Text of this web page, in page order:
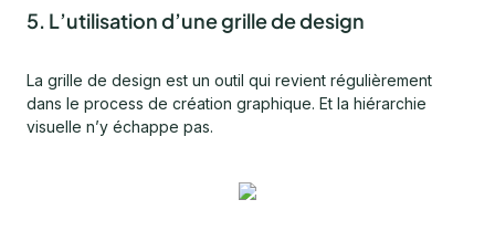
5. L’utilisation d’une grille de design
La grille de design est un outil qui revient régulièrement
dans le process de création graphique. Et la hiérarchie
visuelle n’y échappe pas.